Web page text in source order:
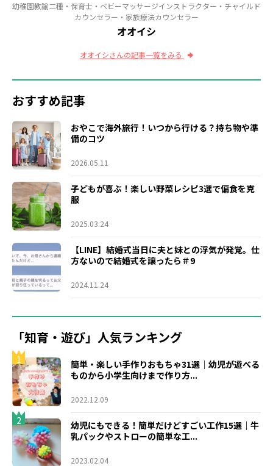
幼稚園教諭二種・保育士・ベビーマッサージインストラクター・チャイルド
カウンセラー・家族療法カウンセラー
オオイシ
オオイシさんの記事一覧をみる
おすすめ記事
おやこで海外旅行！いつから行ける？持ち物や準
備のコツ
2026.05.11
子どもが喜ぶ！楽しい野菜レシピ3選で偏食を克
服
2025.03.24
【LINE】結婚式当日に夫と妹との浮気が発覚。仕
方ないので結婚式を譲ったら＃9
2024.11.24
「知育・遊び」人気ランキング
1
簡単・楽しい手作りおもちゃ31選｜幼児が遊べる
ものから小学生向けまで作り方...
2022.12.09
2
幼児にもできる！簡単だけどすごい工作15選｜牛
乳パックやストローの簡単な工...
2023.02.04